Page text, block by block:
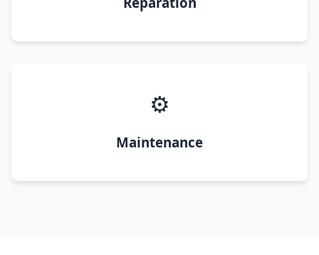
⚙️
Maintenance